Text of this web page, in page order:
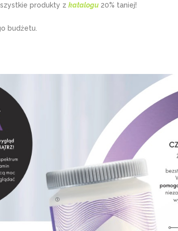
produkty z katalogu20% taniej!
budżetu.